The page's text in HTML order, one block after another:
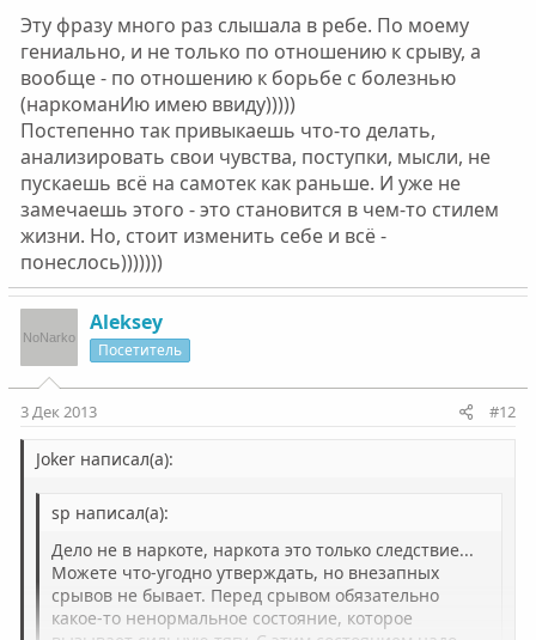
Эту фразу много раз слышала в ребе. По моему
гениально, и не только по отношению к срыву, а
вообще - по отношению к борьбе с болезнью
(наркоманИю имею ввиду)))))
Постепенно так привыкаешь что-то делать,
анализировать свои чувства, поступки, мысли, не
пускаешь всё на самотек как раньше. И уже не
замечаешь этого - это становится в чем-то стилем
жизни. Но, стоит изменить себе и всё -
понеслось)))))))
Aleksey
Посетитель
3 Дек 2013 #12
Joker написал(а):
sp написал(а):
Дело не в наркоте, наркота это только следствие...
Можете что-угодно утверждать, но внезапных
срывов не бывает. Перед срывом обязательно
какое-то ненормальное состояние, которое